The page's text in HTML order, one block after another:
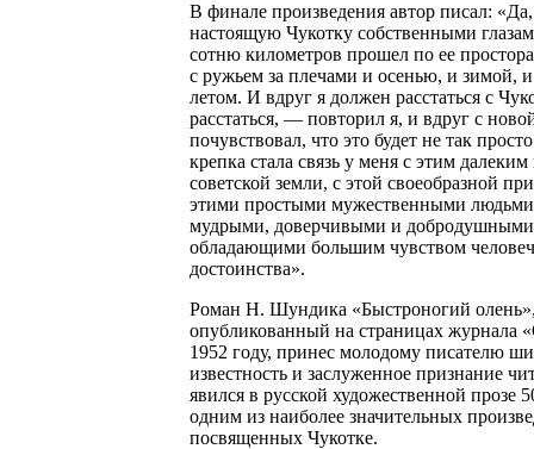
В финале произведения автор писал:
настоящую Чукотку собственными
сотню километров прошел по ее
с ружьем за плечами и осенью, и зимой,
летом. И вдруг я должен расстаться с
расстаться, — повторил я, и вдруг с
почувствовал, что это будет не так
крепка стала связь у меня с этим далеким
советской земли, с этой своеобразной
этими простыми мужественными
мудрыми, доверчивыми и
обладающими большим чувством
достоинства».
Роман Н. Шундика «Быстроногий
опубликованный на страницах журнала
1952 году, принес молодому писателю
известность и заслуженное признание
явился в русской художественной прозе
одним из наиболее значительных
посвященных Чукотке.